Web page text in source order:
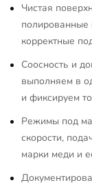
Чистая
полированные
корректные
Соосность и
выполняем в
и фиксируем
Режимы под
скорости,
марки меди и